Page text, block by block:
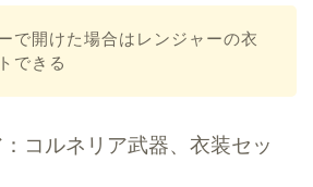
で開けた場合はレンジャーの衣
できる
コルネリア武器、衣装セッ